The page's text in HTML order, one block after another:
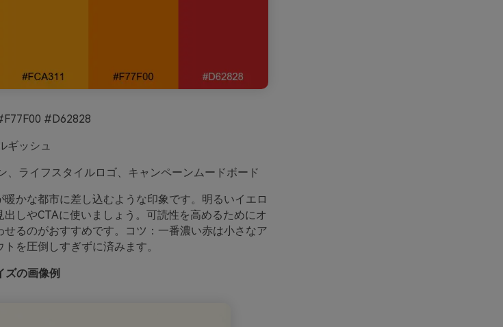
#D62828
ギッシュ
、ライフスタイルロゴ、キャンペーンムードボード
かな都市に差し込むような印象です。明るいイエロ
しやCTAに使いましょう。可読性を高めるためにオ
るのがおすすめです。コツ：一番濃い赤は小さなア
を圧倒しすぎずに済みます。
ズの画像例